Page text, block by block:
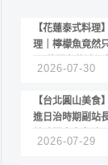
【花蓮泰式料理
理｜檸檬魚竟然
2026-07-30
【台北圓山美食
進日治時期副站
2026-07-29